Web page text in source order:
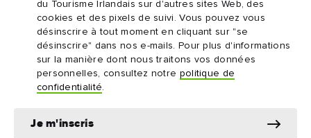
du Tourisme Irlandais sur d'autres sites Web, des
cookies et des pixels de suivi. Vous pouvez vous
désinscrire à tout moment en cliquant sur "se
désinscrire" dans nos e-mails. Pour plus d'informations
sur la manière dont nous traitons vos données
personnelles, consultez notre politique de
confidentialité.
Je m'inscris